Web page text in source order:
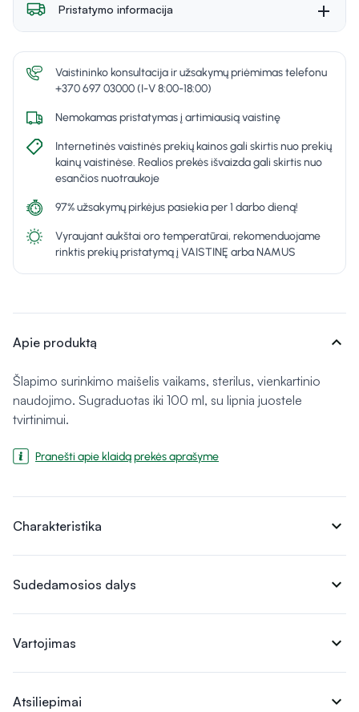
Pristatymo informacija
Vaistininko konsultacija ir užsakymų priėmimas telefonu
+370 697 03000 (I-V 8:00-18:00)
Nemokamas pristatymas į artimiausią vaistinę
Internetinės vaistinės prekių kainos gali skirtis nuo prekių
kainų vaistinėse. Realios prekės išvaizda gali skirtis nuo
esančios nuotraukoje
97% užsakymų pirkėjus pasiekia per 1 darbo dieną!
Vyraujant aukštai oro temperatūrai, rekomenduojame
rinktis prekių pristatymą į VAISTINĘ arba NAMUS
Apie produktą expand_more
Šlapimo surinkimo maišelis vaikams, sterilus, vienkartinio
naudojimo. Sugraduotas iki 100 ml, su lipnia juostele
tvirtinimui.
Pranešti apie klaidą prekės aprašyme
Charakteristika expand_more
Sudedamosios dalys expand_more
Vartojimas expand_more
Atsiliepimai expand_more